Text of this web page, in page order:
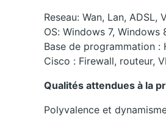
Reseau: Wan, Lan,
OS: Windows 7, Windows
Base de programmation :
Cisco : Firewall, routeur,
Qualités attendues à la
Polyvalence et